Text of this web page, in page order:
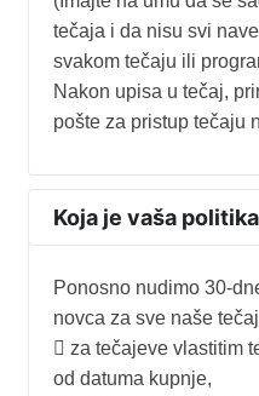
tečaja i da nisu svi
svakom tečaju ili
Nakon upisa u tečaj,
pošte za pristup tečaju
Koja je vaša
Ponosno nudimo 30-
novca za sve naše
 za tečajeve vlastitim
od datuma kupnje,